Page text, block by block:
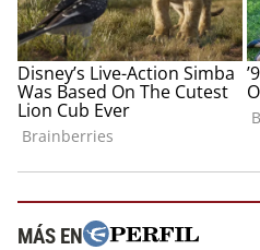
MÁS EN